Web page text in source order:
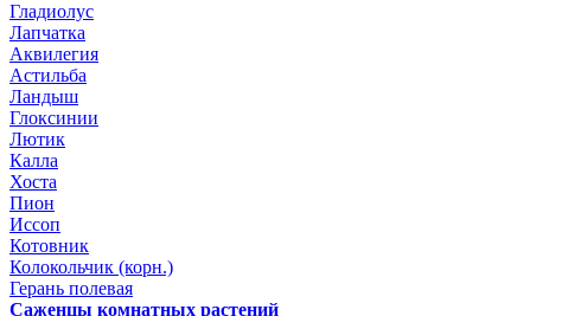
Гладиолус
Лапчатка
Аквилегия
Астильба
Ландыш
Глоксинии
Лютик
Калла
Хоста
Пион
Иссоп
Котовник
Колокольчик (корн.)
Герань полевая
Саженцы комнатных растений